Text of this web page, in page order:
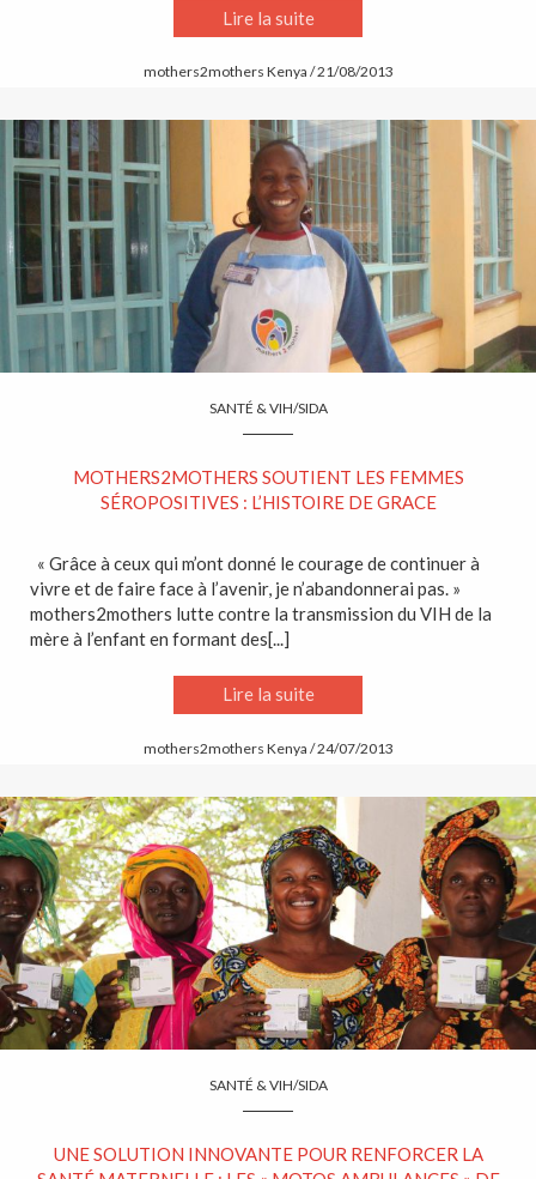
Lire la suite
mothers2mothers Kenya / 21/08/2013
SANTÉ & VIH/SIDA
MOTHERS2MOTHERS SOUTIENT LES FEMMES
SÉROPOSITIVES : L’HISTOIRE DE GRACE
« Grâce à ceux qui m’ont donné le courage de continuer à
vivre et de faire face à l’avenir, je n’abandonnerai pas. »
mothers2mothers lutte contre la transmission du VIH de la
mère à l’enfant en formant des[...]
Lire la suite
mothers2mothers Kenya / 24/07/2013
SANTÉ & VIH/SIDA
UNE SOLUTION INNOVANTE POUR RENFORCER LA